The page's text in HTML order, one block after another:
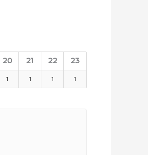
20 21 22 23
1 1 1 1